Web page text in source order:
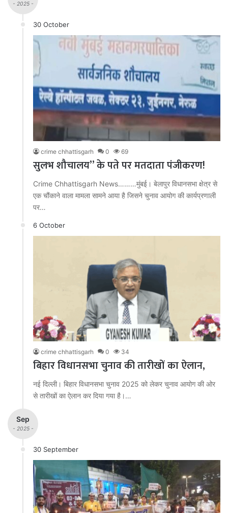
- 2025 -
30 October
crime chhattisgarh 0 69
सुलभ शौचालय” के पते पर मतदाता पंजीकरण!
Crime Chhattisgarh News………मुंबई। बेलापुर विधानसभा क्षेत्र से
एक चौंकाने वाला मामला सामने आया है जिसने चुनाव आयोग की कार्यप्रणाली
पर…
6 October
crime chhattisgarh 0 34
बिहार विधानसभा चुनाव की तारीखों का ऐलान,
नई दिल्ली। बिहार विधानसभा चुनाव 2025 को लेकर चुनाव आयोग की ओर
से तारीखों का ऐलान कर दिया गया है।…
Sep
- 2025 -
30 September